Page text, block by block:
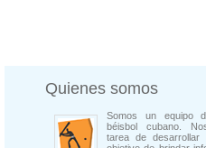
Quienes somos
Somos un equipo
béisbol cubano.
tarea de